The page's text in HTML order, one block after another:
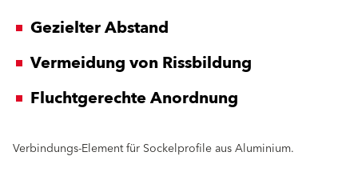
Gezielter Abstand
Vermeidung von Rissbildung
Fluchtgerechte Anordnung
Verbindungs-Element für Sockelprofile aus Aluminium.